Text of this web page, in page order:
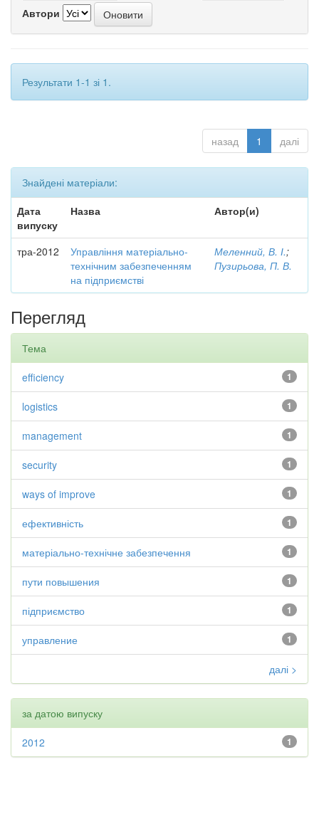
Автори
Результати 1-1 зі 1.
назад 1 далі
Знайдені матеріали:
Дата
випуску
Назва Автор(и)
тра-2012
Управління матеріально-
технічним забезпеченням
на підприємстві
Меленний, В. І.;
Пузирьова, П. В.
Перегляд
Тема
1
efficiency
1
logistics
1
management
1
security
1
ways of improve
1
ефективність
1
матеріально-технічне забезпечення
1
пути повышения
1
підприємство
1
управление
далі >
за датою випуску
1
2012